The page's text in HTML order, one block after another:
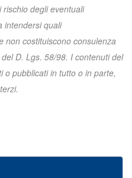
degli eventuali
intendersi quali
non costituiscono consulenza
D. Lgs. 58/98. I contenuti del
o pubblicati in tutto o in parte,